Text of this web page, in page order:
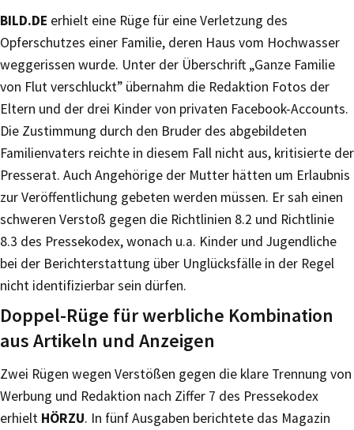
BILD.DE erhielt eine Rüge für eine Verletzung des
Opferschutzes einer Familie, deren Haus vom Hochwasser
weggerissen wurde. Unter der Überschrift „Ganze Familie
von Flut verschluckt” übernahm die Redaktion Fotos der
Eltern und der drei Kinder von privaten Facebook-Accounts.
Die Zustimmung durch den Bruder des abgebildeten
Familienvaters reichte in diesem Fall nicht aus, kritisierte der
Presserat. Auch Angehörige der Mutter hätten um Erlaubnis
zur Veröffentlichung gebeten werden müssen. Er sah einen
schweren Verstoß gegen die Richtlinien 8.2 und Richtlinie
8.3 des Pressekodex, wonach u.a. Kinder und Jugendliche
bei der Berichterstattung über Unglücksfälle in der Regel
nicht identifizierbar sein dürfen.
Doppel-Rüge für werbliche Kombination
aus Artikeln und Anzeigen
Zwei Rügen wegen Verstößen gegen die klare Trennung von
Werbung und Redaktion nach Ziffer 7 des Pressekodex
erhielt HÖRZU. In fünf Ausgaben berichtete das Magazin